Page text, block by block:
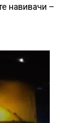
навивачи –